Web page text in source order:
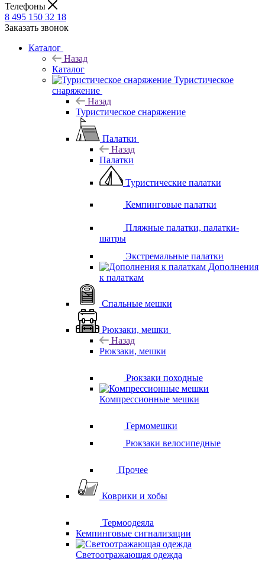
Телефоны
8 495 150 32 18
Заказать звонок
Каталог
Назад
Каталог
Туристическое
снаряжение
Назад
Туристическое снаряжение
Палатки
Назад
Палатки
Туристические палатки
Кемпинговые палатки
Пляжные палатки, палатки-
шатры
Экстремальные палатки
Дополнения
к палаткам
Спальные мешки
Рюкзаки, мешки
Назад
Рюкзаки, мешки
Рюкзаки походные
Компрессионные мешки
Гермомешки
Рюкзаки велосипедные
Прочее
Коврики и хобы
Термоодеяла
Кемпинговые сигнализации
Светоотражающая одежда